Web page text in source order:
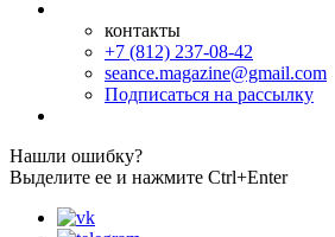
контакты
+7 (812) 237-08-42
seance.magazine@gmail.com
Подписаться на рассылку
Нашли ошибку?
Выделите ее и нажмите Ctrl+Enter